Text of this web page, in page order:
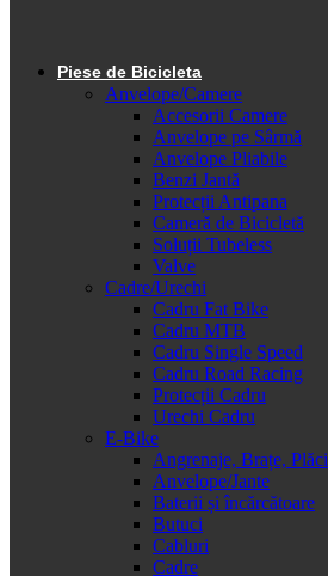
Piese de Bicicleta
Anvelope/Camere
Accesorii Camere
Anvelope pe Sârmă
Anvelope Pliabile
Benzi Jantă
Protecții Antipana
Cameră de Bicicletă
Soluții Tubeless
Valve
Cadre/Urechi
Cadru Fat Bike
Cadru MTB
Cadru Single Speed
Cadru Road Racing
Protecții Cadru
Urechi Cadru
E-Bike
Angrenaje, Brațe, Plăci
Anvelope/Jante
Baterii și încărcătoare
Butuci
Cabluri
Cadre